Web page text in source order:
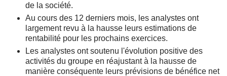
de la société.
Au cours des 12 derniers mois, les analystes ont
largement revu à la hausse leurs estimations de
rentabilité pour les prochains exercices.
Les analystes ont soutenu l'évolution positive des
activités du groupe en réajustant à la hausse de
manière conséquente leurs prévisions de bénéfice net